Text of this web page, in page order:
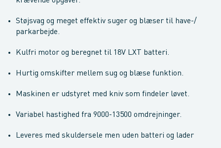
Støjsvag og meget effektiv suger og blæser til have-/
parkarbejde.
Kulfri motor og beregnet til 18V LXT batteri.
Hurtig omskifter mellem sug og blæse funktion.
Maskinen er udstyret med kniv som findeler løvet.
Variabel hastighed fra 9000-13500 omdrejninger.
Leveres med skuldersele men uden batteri og lader